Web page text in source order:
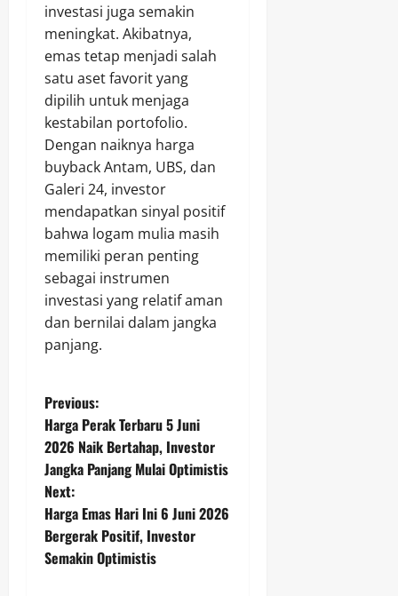
investasi juga semakin
meningkat. Akibatnya,
emas tetap menjadi salah
satu aset favorit yang
dipilih untuk menjaga
kestabilan portofolio.
Dengan naiknya harga
buyback Antam, UBS, dan
Galeri 24, investor
mendapatkan sinyal positif
bahwa logam mulia masih
memiliki peran penting
sebagai instrumen
investasi yang relatif aman
dan bernilai dalam jangka
panjang.
P
o
s
t
n
Previous:
Harga Perak Terbaru 5 Juni
2026 Naik Bertahap, Investor
Jangka Panjang Mulai Optimistis
Next:
Harga Emas Hari Ini 6 Juni 2026
Bergerak Positif, Investor
Semakin Optimistis